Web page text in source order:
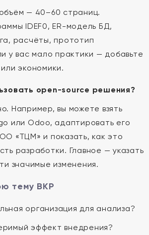
— 40–60 страниц.
IDEF0, ER-модель БД,
расчёты, прототип
у вас мало практики — добавьте
экономики.
open-source решения?
Например, вы можете взять
или Odoo, адаптировать его
«ТЦМ» и показать, как это
разработки. Главное — указать
значимые изменения.
тему ВКР
организация для анализа?
эффект внедрения?